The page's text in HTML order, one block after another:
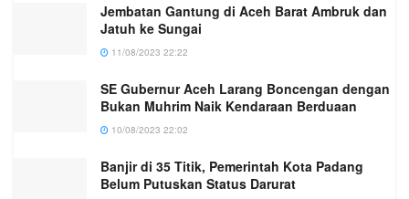
Jembatan Gantung di Aceh Barat Ambruk dan
Jatuh ke Sungai
11/08/2023 22:22
SE Gubernur Aceh Larang Boncengan dengan
Bukan Muhrim Naik Kendaraan Berduaan
10/08/2023 22:02
Banjir di 35 Titik, Pemerintah Kota Padang
Belum Putuskan Status Darurat